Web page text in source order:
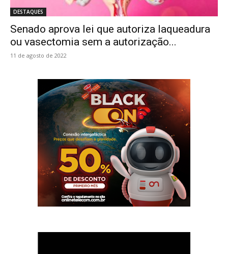
DESTAQUES
Senado aprova lei que autoriza laqueadura
ou vasectomia sem a autorização...
11 de agosto de 2022